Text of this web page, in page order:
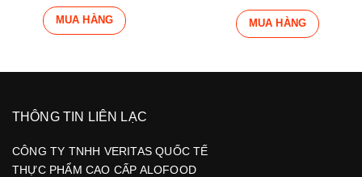
MUA HÀNG MUA HÀNG
THÔNG TIN LIÊN LẠC
CÔNG TY TNHH VERITAS QUỐC TẾ
THỰC PHẨM CAO CẤP ALOFOOD